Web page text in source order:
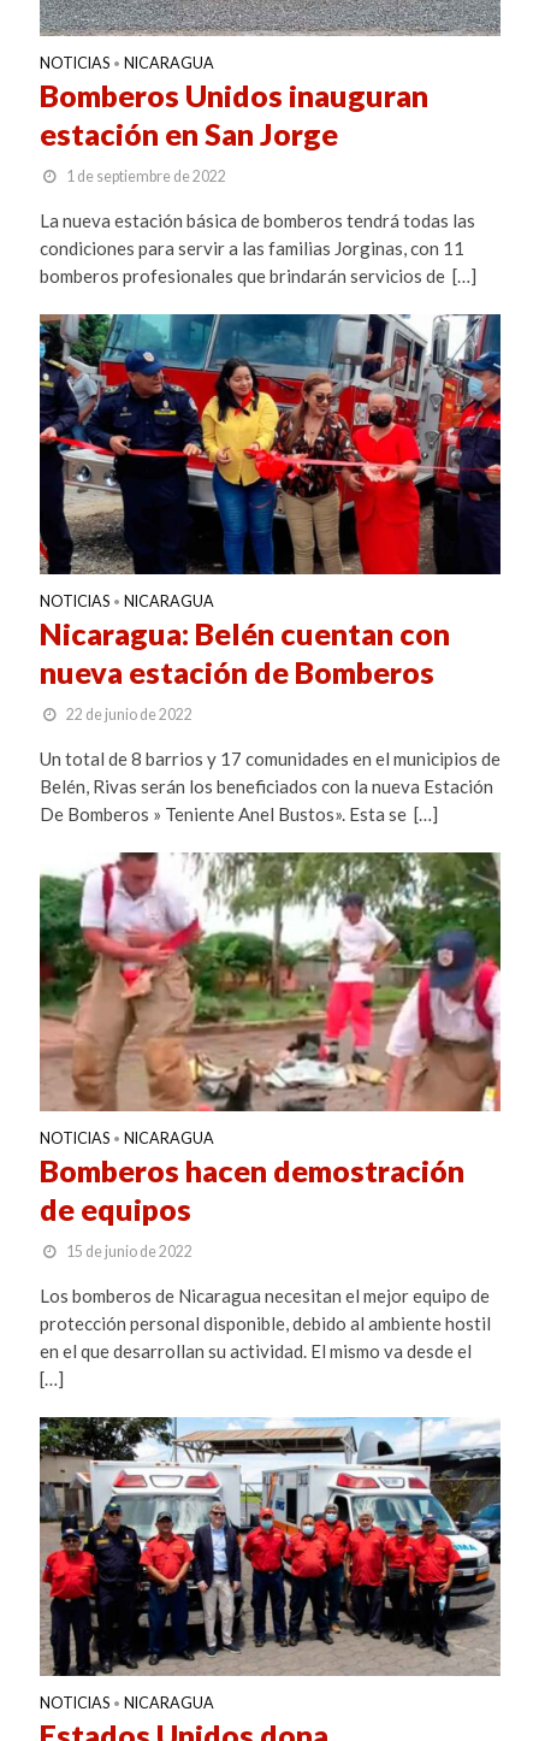
NOTICIAS • NICARAGUA
Bomberos Unidos inauguran
estación en San Jorge
1 de septiembre de 2022
La nueva estación básica de bomberos tendrá todas las
condiciones para servir a las familias Jorginas, con 11
bomberos profesionales que brindarán servicios de […]
NOTICIAS • NICARAGUA
Nicaragua: Belén cuentan con
nueva estación de Bomberos
22 de junio de 2022
Un total de 8 barrios y 17 comunidades en el municipios de
Belén, Rivas serán los beneficiados con la nueva Estación
De Bomberos » Teniente Anel Bustos». Esta se […]
NOTICIAS • NICARAGUA
Bomberos hacen demostración
de equipos
15 de junio de 2022
Los bomberos de Nicaragua necesitan el mejor equipo de
protección personal disponible, debido al ambiente hostil
en el que desarrollan su actividad. El mismo va desde el
[…]
NOTICIAS • NICARAGUA